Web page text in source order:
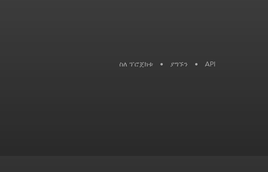
ስለ ፕሮጀክቱ • ያግኙን • API